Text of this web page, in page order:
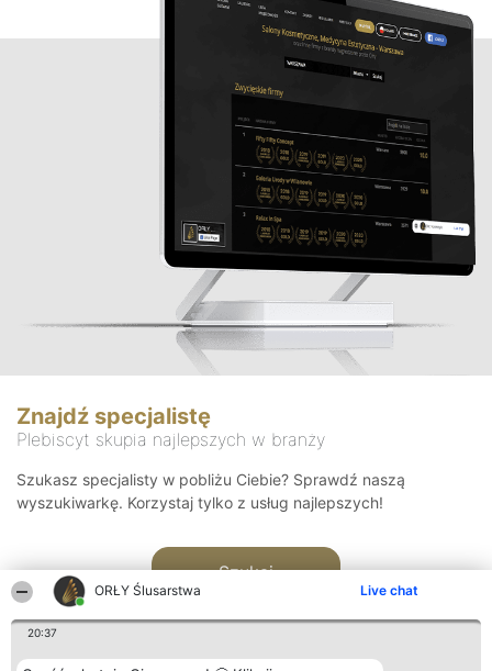
ORŁY Ślusarstwa Live chat
20:37
Znajdź specjalistę
Plebiscyt skupia najlepszych w branży
Szukasz specjalisty w pobliżu Ciebie? Sprawdź naszą
wyszukiwarkę. Korzystaj tylko z usług najlepszych!
Szukaj